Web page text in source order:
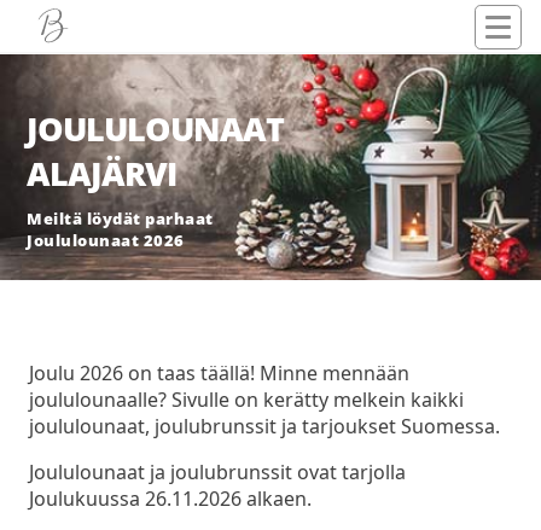
JOULULOUNAAT
ALAJÄRVI
Meiltä löydät parhaat
Joululounaat 2026
Joulu 2026 on taas täällä! Minne mennään
joululounaalle? Sivulle on kerätty melkein kaikki
joululounaat, joulubrunssit ja tarjoukset Suomessa.
Joululounaat ja joulubrunssit ovat tarjolla
Joulukuussa 26.11.2026 alkaen.